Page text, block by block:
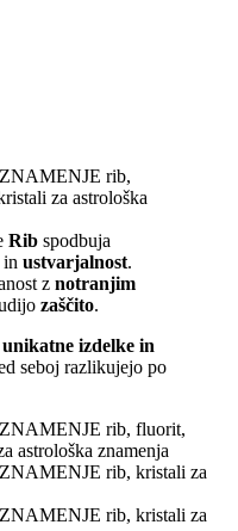
Rib spodbuja
in ustvarjalnost.
z notranjim
zaščito.
unikatne izdelke in
seboj razlikujejo po